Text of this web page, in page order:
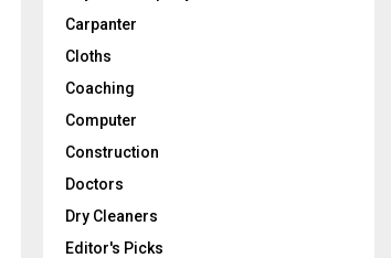
Carpanter
Cloths
Coaching
Computer
Construction
Doctors
Dry Cleaners
Editor's Picks